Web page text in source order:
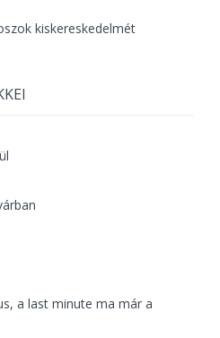
kiskereskedelmét
a last minute ma már a